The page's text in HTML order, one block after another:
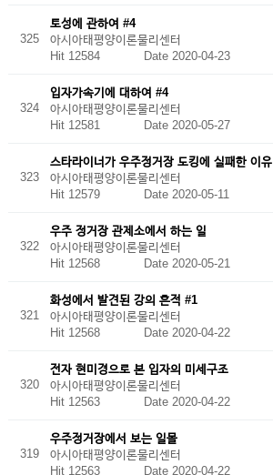
325
토성에 관하여 #4
아시아태평양이론물리센터
Hit 12584 Date 2020-04-23
324
입자가속기에 대하여 #4
아시아태평양이론물리센터
Hit 12581 Date 2020-05-27
323
스타라이너가 우주정거장 도킹에 실패한 이유
아시아태평양이론물리센터
Hit 12579 Date 2020-05-11
322
우주 정거장 관제소에서 하는 일
아시아태평양이론물리센터
Hit 12568 Date 2020-05-21
321
화성에서 발견된 강의 흔적 #1
아시아태평양이론물리센터
Hit 12568 Date 2020-04-22
320
전자 현미경으로 본 입자의 미세구조
아시아태평양이론물리센터
Hit 12563 Date 2020-04-22
319
우주정거장에서 보는 일몰
아시아태평양이론물리센터
Hit 12563 Date 2020-04-22